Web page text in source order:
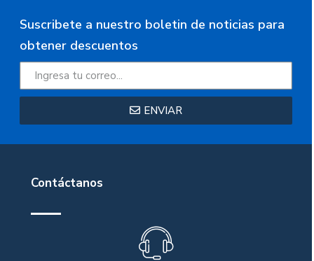
Suscribete a nuestro boletin de noticias para
obtener descuentos
ENVIAR
Contáctanos